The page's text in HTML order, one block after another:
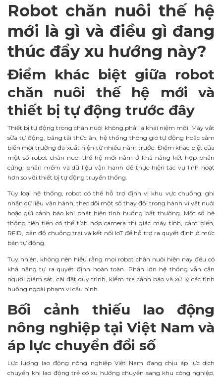
Robot chăn nuôi thế hệ
mới là gì và điều gì đang
thúc đẩy xu hướng này?
Điểm khác biệt giữa robot
chăn nuôi thế hệ mới và
thiết bị tự động trước đây
Thiết bị tự động trong chăn nuôi không phải là khái niệm mới. Máy vắt
sữa tự động, băng tải thức ăn, hệ thống thông gió tự động hoặc cảm
biến môi trường đã xuất hiện từ nhiều năm trước. Điểm khác biệt của
một số robot chăn nuôi thế hệ mới nằm ở khả năng kết hợp phần
cứng, phần mềm và dữ liệu vận hành để thực hiện tác vụ linh hoạt
hơn so với thiết bị tự động truyền thống.
Tùy loại hệ thống, robot có thể hỗ trợ định vị khu vực chuồng, ghi
nhận dữ liệu vận hành, theo dõi một số thay đổi trong hành vi vật nuôi
hoặc gửi cảnh báo khi phát hiện tình huống bất thường. Một số hệ
thống tiên tiến có thể tích hợp camera thị giác máy tính, cảm biến,
RFID, bản đồ chuồng trại và kết nối IoT để hỗ trợ ra quyết định ở mức
bán tự động.
Tuy nhiên, không nên hiểu rằng mọi robot chăn nuôi hiện nay đều có
khả năng tự ra quyết định hoàn toàn. Phần lớn hệ thống vẫn cần
người giám sát, cài đặt quy trình, kiểm tra cảnh báo và xử lý các tình
huống ngoài phạm vi cấu hình.
Bối cảnh thiếu lao động
nông nghiệp tại Việt Nam và
áp lực chuyển đổi số
Lực lượng lao động nông nghiệp Việt Nam đang chịu áp lực dịch
chuyển khi lao động trẻ có xu hướng chuyển sang khu công nghiệp,